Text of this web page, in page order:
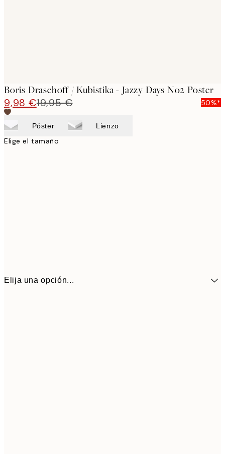
Boris Draschoff / Kubistika - Jazzy Days No2 Poster
9,98 €19,95 € 50%*
Póster Lienzo
Elige el tamaño
Elija una opción...